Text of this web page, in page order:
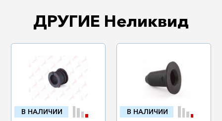
ДРУГИЕ Неликвид
В НАЛИЧИИ В НАЛИЧИИ